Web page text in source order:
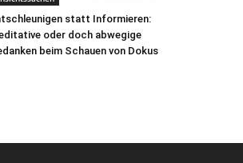
statt Informieren:
oder doch abwegige
beim Schauen von Dokus